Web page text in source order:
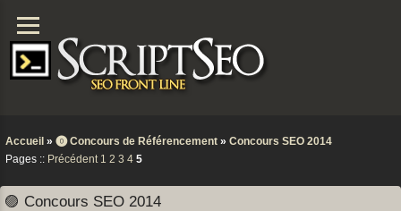
Accueil » ⓿ Concours de Référencement » Concours SEO 2014
Pages :: Précédent 1 2 3 4 5
🟣 Concours SEO 2014